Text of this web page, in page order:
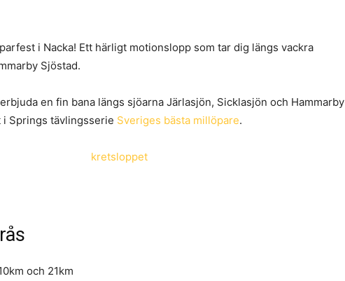
i Nacka! Ett härligt motionslopp som tar dig längs vackra
Sjöstad.
en fin bana längs sjöarna Järlasjön, Sicklasjön och Hammarby
Springs tävlingsserie Sveriges bästa millöpare.
och 21km